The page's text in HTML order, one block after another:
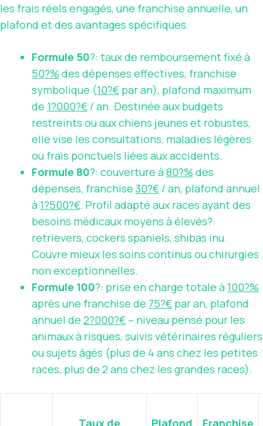
les frais réels engagés, une franchise annuelle, un
plafond et des avantages spécifiques.
Formule 50?: taux de remboursement fixé à
50?% des dépenses effectives, franchise
symbolique (10?€ par an), plafond maximum
de 1?000?€ / an. Destinée aux budgets
restreints ou aux chiens jeunes et robustes,
elle vise les consultations, maladies légères
ou frais ponctuels liées aux accidents.
Formule 80?: couverture à80?% des
dépenses, franchise 30?€ / an, plafond annuel
à 1?500?€. Profil adapté aux races ayant des
besoins médicaux moyens à élevés?:
retrievers, cockers spaniels, shibas inu.
Couvre mieux les soins continus ou chirurgies
non exceptionnelles.
Formule 100?: prise en charge totale à 100?%
après une franchise de 75?€ par an, plafond
annuel de 2?000?€ – niveau pensé pour les
animaux à risques, suivis vétérinaires réguliers
ou sujets âgés (plus de 4 ans chez les petites
races, plus de 2 ans chez les grandes races).
Taux de Plafond Franchise